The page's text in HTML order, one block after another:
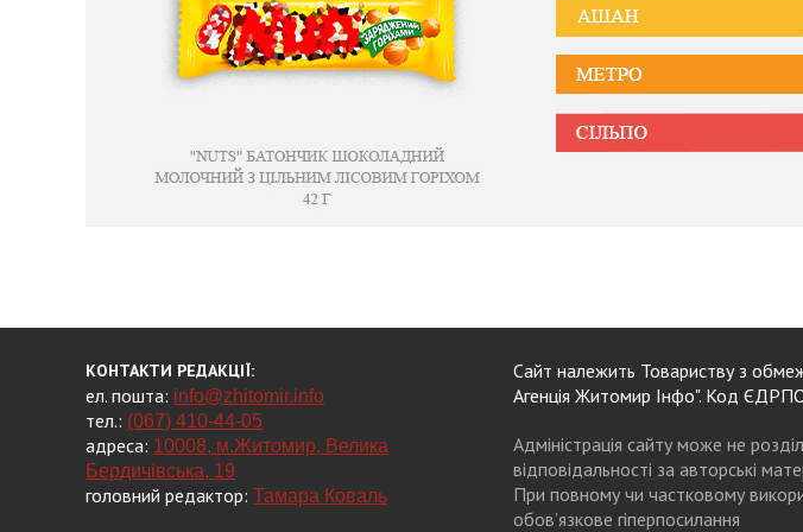
КОНТАКТИ РЕДАКЦІЇ:
ел. пошта: info@zhitomir.info
тел.: (067) 410-44-05
адреса: 10008, м.Житомир, Велика
Бердичівська, 19
головний редактор: Тамара Коваль
Сайт належить Товариству з
Агенція Житомир Інфо". Код
Адміністрація сайту може не
відповідальності за авторські
При повному чи частковому
обов’язкове гіперпосилання